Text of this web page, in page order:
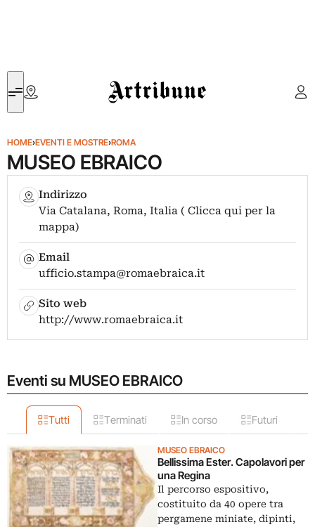
Artribune
HOME›EVENTI E MOSTRE›ROMA
MUSEO EBRAICO
Indirizzo
Via Catalana, Roma, Italia ( Clicca qui per la
mappa)
Email
ufficio.stampa@romaebraica.it
Sito web
http://www.romaebraica.it
Eventi su MUSEO EBRAICO
Tutti Terminati In corso Futuri
MUSEO EBRAICO
Bellissima Ester. Capolavori per
una Regina
Il percorso espositivo,
costituito da 40 opere tra
pergamene miniate, dipinti,